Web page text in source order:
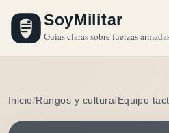
SoyMilitar
Guias claras sobre fuerzas
Inicio Rangos y cultura Equipo